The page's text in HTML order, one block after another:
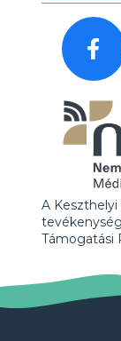
A Keszthelyi
Támogatási